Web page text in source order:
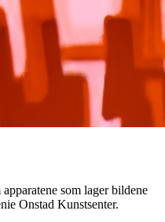
som lager bildene
Onstad Kunstsenter.